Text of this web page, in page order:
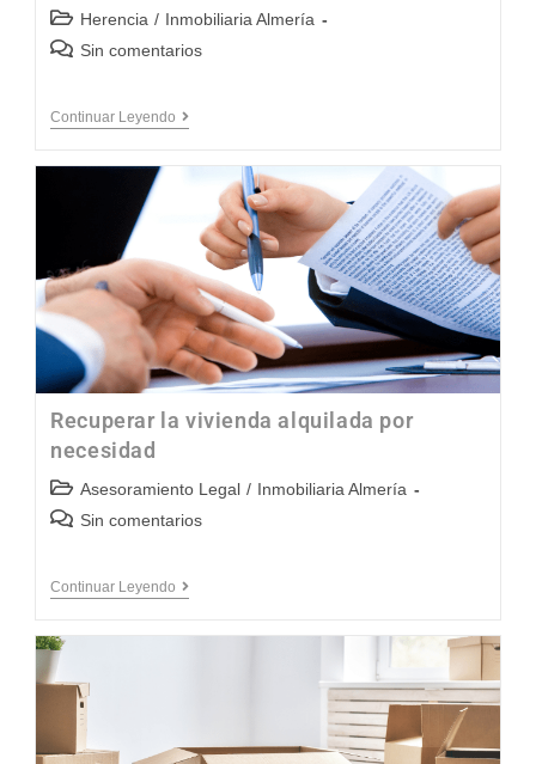
Herencia / Inmobiliaria Almería
Sin comentarios
Continuar Leyendo
Recuperar la vivienda alquilada por
necesidad
Asesoramiento Legal / Inmobiliaria Almería
Sin comentarios
Continuar Leyendo